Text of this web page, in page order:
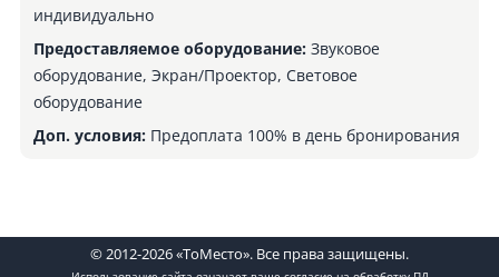
индивидуально
Предоставляемое оборудование:Звуковое
оборудование, Экран/Проектор, Световое
оборудование
Доп. условия:Предоплата 100% в день бронирования
© 2012-2026 «ТоМесто». Все права защищены.